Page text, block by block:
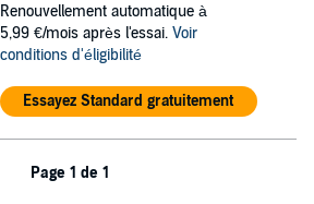
Renouvellement automatique à
5,99 €/mois après l'essai. Voir
conditions d'éligibilité
Essayez Standard gratuitement
Page 1 de 1